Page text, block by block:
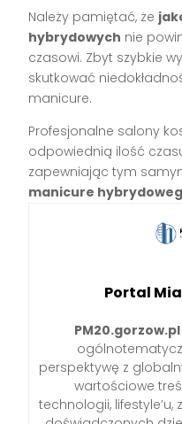
Należy pamiętać, że
hybrydowych nie
czasowi. Zbyt szybkie
skutkować
manicure.
Profesjonalne salony
odpowiednią ilość
zapewniając tym
manicure
Portal
PM20.gorzow.pl
perspektywę z
wartościowe
technologii, lifestyle’u,